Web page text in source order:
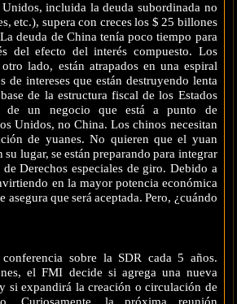
incluida la deuda subordinada no
etc.), supera con creces los $ 25 billones
deuda de China tenía poco tiempo para
del efecto del interés compuesto. Los
lado, están atrapados en una espiral
de intereses que están destruyendo lenta
de la estructura fiscal de los Estados
de un negocio que está a punto de
Unidos, no China. Los chinos necesitan
de yuanes. No quieren que el yuan
su lugar, se están preparando para integrar
de Derechos especiales de giro. Debido a
en la mayor potencia económica
asegura que será aceptada. Pero, ¿cuándo
sobre la SDR cada 5 años.
el FMI decide si agrega una nueva
si expandirá la creación o circulación de